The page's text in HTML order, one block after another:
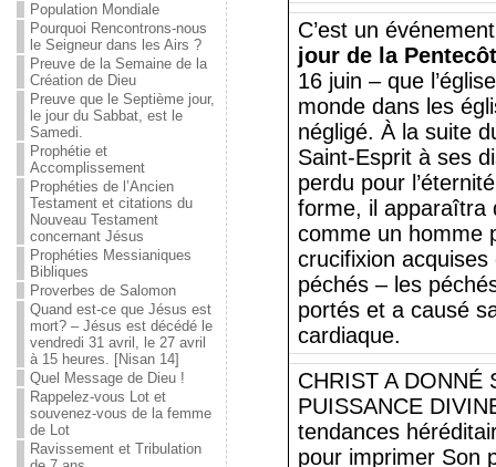
Population Mondiale
Pourquoi Rencontrons-nous
le Seigneur dans les Airs ?
Preuve de la Semaine de la
Création de Dieu
Preuve que le Septième jour,
le jour du Sabbat, est le
Samedi.
Prophétie et
Accomplissement
Prophéties de l’Ancien
Testament et citations du
Nouveau Testament
concernant Jésus
Prophéties Messianiques
Bibliques
Proverbes de Salomon
Quand est-ce que Jésus est
mort? – Jésus est décédé le
vendredi 31 avril, le 27 avril
à 15 heures. [Nisan 14]
Quel Message de Dieu !
Rappelez-vous Lot et
souvenez-vous de la femme
de Lot
Ravissement et Tribulation
C’est un
jour de la
16 juin – que
monde dans les
négligé. À la suite
Saint-Esprit à ses
perdu pour
forme, il apparaîtra
comme un homme
crucifixion
péchés – les
portés et a causé
cardiaque.
CHRIST A DONNÉ
PUISSANCE
tendances
pour imprimer Son